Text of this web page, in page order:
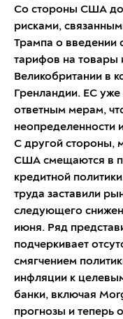
Со стороны США
рисками,
Трампа о введении
тарифов на товары
Великобритании в
Гренландии. ЕС уже
ответным мерам,
неопределенности
С другой стороны,
США смещаются в
кредитной
труда заставили
следующего
июня. Ряд
подчеркивает
смягчением
инфляции к
банки, включая
прогнозы и теперь